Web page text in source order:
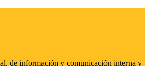
de información y comunicación interna y